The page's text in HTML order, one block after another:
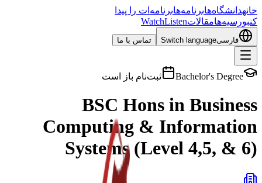
خانهدانشگاه‌هابرنامه‌هابرنامه‌ات را پیدا
کنبورسیه‌هامقالات WatchListen
فارسیSwitch language تماس با ما
Bachelor's Degree ثبت‌نام باز است
BSC Hons in Business
Computing & Information
Systems (Level 4,5, & 6)